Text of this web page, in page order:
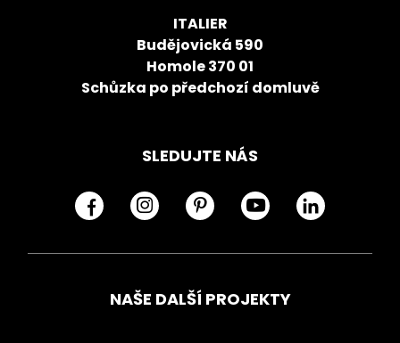
ITALIER
Budějovická 590
Homole 370 01
Schůzka po předchozí domluvě
SLEDUJTE NÁS
NAŠE DALŠÍ PROJEKTY